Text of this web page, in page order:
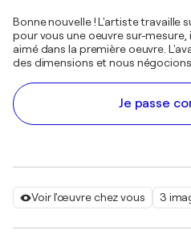
Voir l'œuvre chez vous 3
Bonne nouvelle ! L'artiste travaille
pour vous une oeuvre sur-
aimé dans la première oeuvre.
des dimensions et nous
Je passe